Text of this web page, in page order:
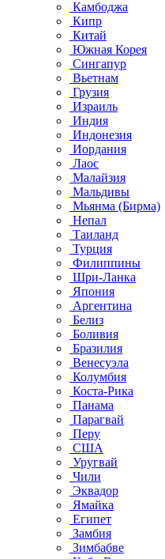
Камбоджа
Кипр
Китай
Южная Корея
Сингапур
Вьетнам
Грузия
Израиль
Индия
Индонезия
Иордания
Лаос
Малайзия
Мальдивы
Мьянма (Бирма)
Непал
Таиланд
Турция
Филиппины
Шри-Ланка
Япония
Аргентина
Белиз
Боливия
Бразилия
Венесуэла
Колумбия
Коста-Рика
Панама
Парагвай
Перу
США
Уругвай
Чили
Эквадор
Ямайка
Египет
Замбия
Зимбабве